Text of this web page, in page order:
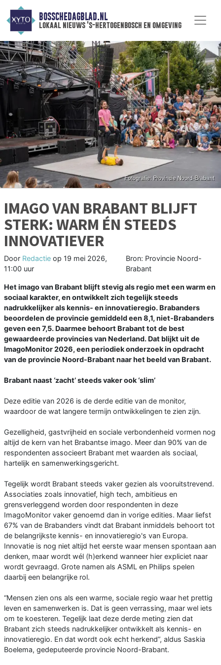
BOSSCHEDAGBLAD.NL
lokaal nieuws 's-hertogenbosch en omgeving
IMAGO VAN BRABANT BLIJFT
STERK: WARM ÉN STEEDS
INNOVATIEVER
Door Redactie op 19 mei 2026,
11:00 uur
Bron: Provincie Noord-
Brabant
Het imago van Brabant blijft stevig als regio met een warm en
sociaal karakter, en ontwikkelt zich tegelijk steeds
nadrukkelijker als kennis- en innovatieregio. Brabanders
beoordelen de provincie gemiddeld een 8,1, niet‑Brabanders
geven een 7,5. Daarmee behoort Brabant tot de best
gewaardeerde provincies van Nederland. Dat blijkt uit de
ImagoMonitor 2026, een periodiek onderzoek in opdracht
van de provincie Noord-Brabant naar het beeld van Brabant.
Brabant naast ‘zacht’ steeds vaker ook ‘slim’
Deze editie van 2026 is de derde editie van de monitor,
waardoor de wat langere termijn ontwikkelingen te zien zijn.
Gezelligheid, gastvrijheid en sociale verbondenheid vormen nog
altijd de kern van het Brabantse imago. Meer dan 90% van de
respondenten associeert Brabant met waarden als sociaal,
hartelijk en samenwerkingsgericht.
Tegelijk wordt Brabant steeds vaker gezien als vooruitstrevend.
Associaties zoals innovatief, high tech, ambitieus en
grensverleggend worden door respondenten in deze
ImagoMonitor vaker genoemd dan in vorige edities. Maar liefst
67% van de Brabanders vindt dat Brabant inmiddels behoort tot
de belangrijkste kennis- en innovatieregio's van Europa.
Innovatie is nog niet altijd het eerste waar mensen spontaan aan
denken, maar wordt wél (h)erkend wanneer hier expliciet naar
wordt gevraagd. Grote namen als ASML en Philips spelen
daarbij een belangrijke rol.
“Mensen zien ons als een warme, sociale regio waar het prettig
leven en samenwerken is. Dat is geen verrassing, maar wel iets
om te koesteren. Tegelijk laat deze derde meting zien dat
Brabant zich steeds nadrukkelijker ontwikkelt als kennis- en
innovatieregio. En dat wordt ook echt herkend”, aldus Saskia
Boelema, gedeputeerde provincie Noord-Brabant.